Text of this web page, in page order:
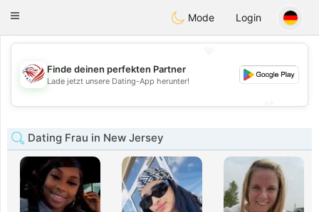
Dating
Toggle
Mode Login
💖
💕
Finde deinen perfekten Partner
Lade jetzt unsere Dating-App herunter!
Dating Frau in New Jersey